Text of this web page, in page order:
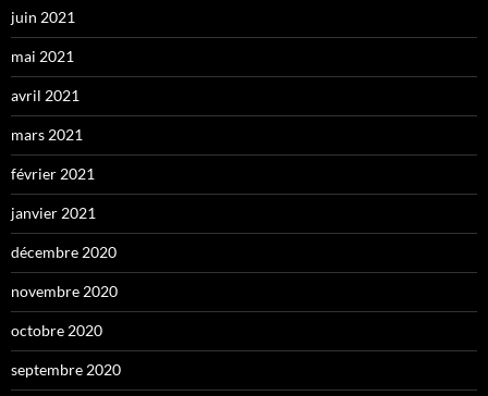
juin 2021
mai 2021
avril 2021
mars 2021
février 2021
janvier 2021
décembre 2020
novembre 2020
octobre 2020
septembre 2020